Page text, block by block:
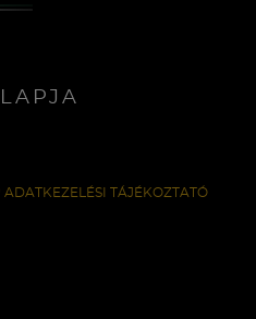
ADATKEZELÉSI TÁJÉKOZTATÓ